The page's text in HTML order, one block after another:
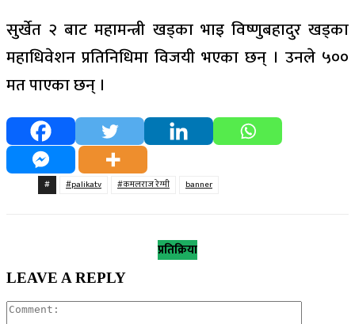
सुर्खेत २ बाट महामन्त्री खड्का भाइ विष्णुबहादुर खड्का
महाधिवेशन प्रतिनिधिमा विजयी भएका छन् । उनले ५००
मत पाएका छन् ।
# #palikatv #कमलराज रेग्मी banner
प्रतिक्रिया
LEAVE A REPLY